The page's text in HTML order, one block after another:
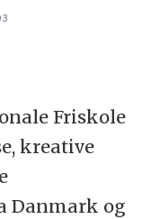
Friskole
kreative
Danmark og